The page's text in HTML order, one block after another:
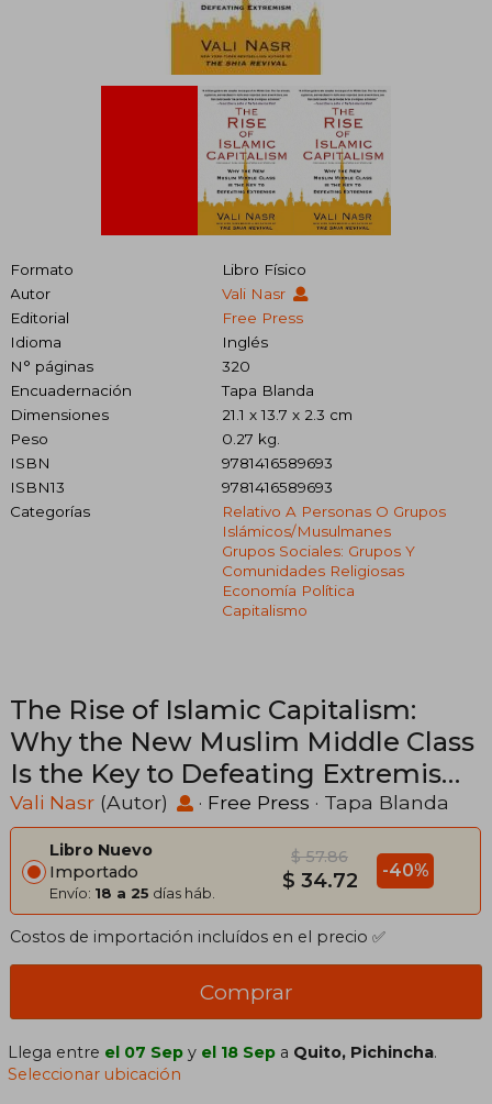
Formato
Libro Físico
Autor
Vali Nasr
Editorial
Free Press
Idioma
Inglés
N° páginas
320
Encuadernación
Tapa Blanda
Dimensiones
21.1 x 13.7 x 2.3 cm
Peso
0.27 kg.
ISBN
9781416589693
ISBN13
9781416589693
Categorías
Relativo A Personas O Grupos
Islámicos/musulmanes
Grupos Sociales: Grupos Y
Comunidades Religiosas
Economía Política
Capitalismo
The Rise of Islamic Capitalism:
Why the New Muslim Middle Class
Is the Key to Defeating Extremism
(en Inglés)
Vali Nasr (Autor) · Free Press · Tapa Blanda
Libro Nuevo
Importado
Envío: 18 a 25 días háb.
$ 57.86
$ 34.72 -40%
Costos de importación incluídos en el precio ✅
Comprar
Llega entre el 07 Sep y el 18 Sep a Quito, Pichincha.
Seleccionar ubicación